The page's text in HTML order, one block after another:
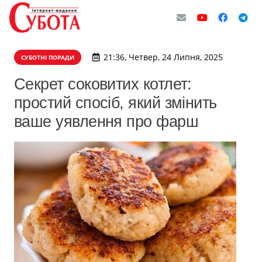
СУБОТНІ ПОРАДИ 21:36, Четвер, 24 Липня, 2025
Секрет соковитих котлет:
простий спосіб, який змінить
ваше уявлення про фарш